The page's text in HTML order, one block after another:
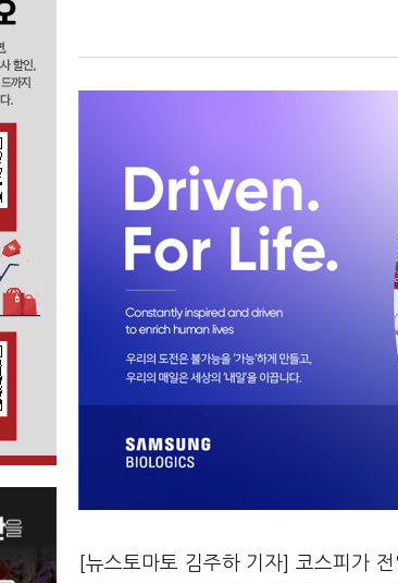
[뉴스토마토 김주하 기자] 코스피가